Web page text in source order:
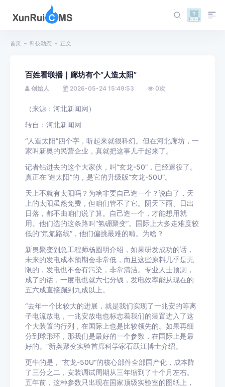
首页 科技动态 正文
百姓看联播｜廊坊有个“人造太阳”
创始人 2026-05-24 15:49:53 0次
（来源：河北新闻网）
转自：河北新闻网
“人造太阳”四个字，听起来就很科幻。但在河北廊坊，一
家叫新奥的民营企业，真就把这事儿干起来了。
记者钻进去的这个大家伙，叫“玄龙-50”，已经退役了。
真正在“造太阳”的，是它的升级版“玄龙-50U”。
天上不就有太阳吗？为啥非要自己造一个？说白了，天
上的太阳虽然免费，但咱们管不了它。阴天下雨、日出
日落，都不由咱们说了算。自己造一个，才能想用就
用。他们选的这条路叫“氢硼聚变”。国际上大多走难度较
低的“氘氚路线”，他们偏挑最难的啃。为啥？
新奥聚变副总工程师杨圆明介绍，如果研发成功的话，
未来的发电成本预期会非常低，而且这些原料几乎是无
限的，发电也不会有污染，非常清洁。专业人士预测，
成了的话，一度电也就六七分钱，发电效率能从现在的
五六成直接蹦到九成以上。
“去年一个比较大的进展，就是我们实现了一兆安的等离
子电流放电，一兆安放电也标志着我们的装置进入了这
个大装置的行列，在国际上也是比较领先的。如果再细
分到球形环，那我们是最好的一个参数，在国际上是最
好的。”新奥聚变实验首席科学家石跃江博士介绍。
更牛的是，“玄龙-50U”的核心部件全部国产化，成本降
了三分之二，安装调试周期从三年缩到了十个月左右。
五年前，这种参数只出现在国家顶级实验室的图纸上，